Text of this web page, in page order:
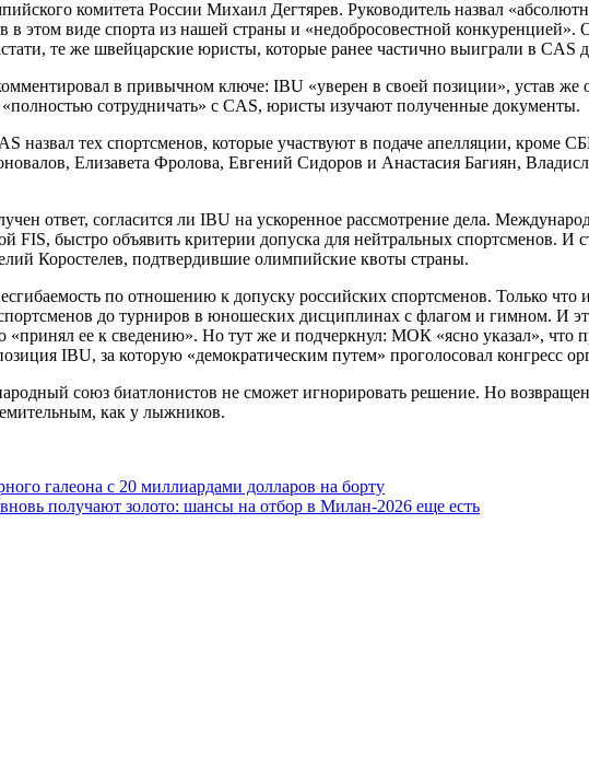
комитета России Михаил Дегтярев. Руководитель назвал
в этом виде спорта из нашей страны и «недобросовестной
те же швейцарские юристы, которые ранее частично выиграли в CAS
в привычном ключе: IBU «уверен в своей позиции», устав же
сотрудничать» с CAS, юристы изучают полученные документы.
назвал тех спортсменов, которые участвуют в подаче апелляции, кроме
Елизавета Фролова, Евгений Сидоров и Анастасия Багиян,
ответ, согласится ли IBU на ускоренное рассмотрение дела.
FIS, быстро объявить критерии допуска для нейтральных спортсменов.
Коростелев, подтвердившие олимпийские квоты страны.
по отношению к допуску российских спортсменов. Только
до турниров в юношеских дисциплинах с флагом и гимном. И
«принял ее к сведению». Но тут же и подчеркнул: МОК «ясно указал», что
IBU, за которую «демократическим путем» проголосовал конгресс
союз биатлонистов не сможет игнорировать решение. Но
как у лыжников.
галеона с 20 миллиардами долларов на борту
получают золото: шансы на отбор в Милан-2026 еще есть